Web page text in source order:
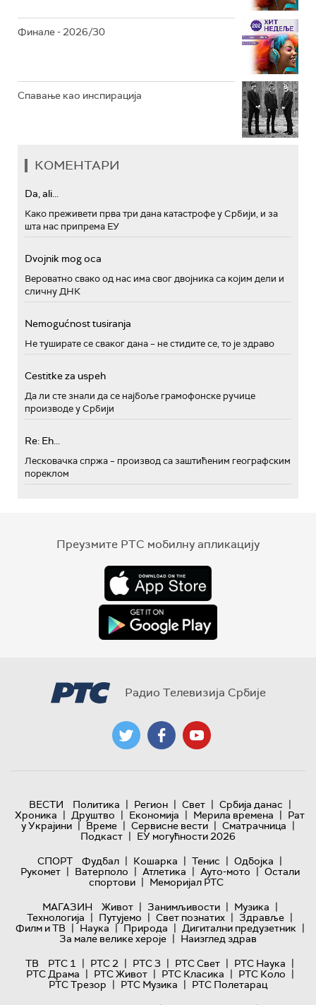
Финале - 2026/30
Спавање као инспирација
КОМЕНТАРИ
Da, ali...
Како преживети прва три дана катастрофе у Србији, и за
шта нас припрема ЕУ
Dvojnik mog oca
Вероватно свако од нас има свог двојника са којим дели и
сличну ДНК
Nemogućnost tusiranja
Не туширате се сваког дана – не стидите се, то је здраво
Cestitke za uspeh
Да ли сте знали да се најбоље грамофонске ручице
производе у Србији
Re: Eh...
Лесковачка спржа – производ са заштићеним географским
пореклом
Преузмите РТС мобилну апликацију
Радио Телевизија Србије
ВЕСТИ Политика | Регион | Свет | Србија данас |
Хроника | Друштво | Економија | Мерила времена | Рат
у Украјини | Време | Сервисне вести | Сматрачница |
Подкаст | ЕУ могућности 2026
СПОРТ
Фудбал | Кошарка | Тенис | Одбојка |
Рукомет | Ватерполо | Атлетика | Ауто-мото | Остали
спортови | Меморијал РТС
МАГАЗИН
Живот | Занимљивости | Музика |
Технологијa | Путујемо | Свет познатих | Здравље |
Филм и ТВ | Наука | Природа | Дигитални предузетник |
За мале велике хероје | Наизглед здрав
ТВ
РТС 1 | РТС 2 | РТС 3 | РТС Свет | РТС Наука |
РТС Драма | РТС Живот | РТС Класика | РТС Коло |
РТС Трезор | РТС Музика | РТС Полетарац